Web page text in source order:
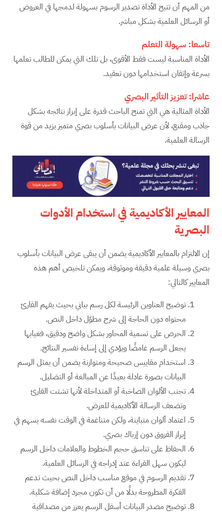
من المهم أن تتيح الأداة تصدير الرسوم بسهولة لدمجها في العروض
أو الرسائل العلمية بشكل مباشر.
تاسعا: سهولة التعلم
الأداة المناسبة ليست فقط الأقوى، بل تلك التي يمكن للطالب تعلمها
بسرعة وإتقان استخدامها دون تعقيد.
عاشرا: تعزيز التأثير البصري
الأداة المثالية هي التي تمنح الباحث قدرة على إبراز نتائجه بشكل
جاذب ومقنع، لأن عرض البيانات بأسلوب بصري متميز يزيد من قوة
الرسالة العلمية.
المعايير الأكاديمية في استخدام الأدوات
البصرية
إن الالتزام بالمعايير الأكاديمية يضمن أن يبقى عرض البيانات بأسلوب
بصري وسيلة علمية دقيقة وموثوقة، ويمكن تلخيص أهم هذه
المعايير كالتالي:
توضيح العناوين الرئيسة لكل رسم بياني بحيث يفهم القارئ
محتواه دون الحاجة إلى شرح مطوّل داخل النص.
الحرص على تسمية المحاور بشكل واضح ودقيق، فغيابها
يجعل الرسم غامضًا ويؤدي إلى إساءة تفسير النتائج.
استخدام مقاييس صحيحة ومتوازنة يضمن أن يمثل الرسم
البيانات بصورة عادلة بعيدًا عن المبالغة أو التضليل.
تجنب الألوان الصاخبة أو المتداخلة لأنها تشتت القارئ
وتضعف الرسالة الأكاديمية للعرض.
اعتماد ألوان متباينة، ولكن متناغمة في الوقت نفسه يسهم في
إبراز الفروق دون إرباك بصري.
الحفاظ على تناسق حجم الخطوط والعلامات داخل الرسم
ليكون سهل القراءة عند إدراجه في الرسائل العلمية.
تقديم الرسوم في موقع مناسب داخل النص بحيث تدعم
الفكرة المطروحة بدلًا من أن تكون مجرد إضافة شكلية.
توضيح مصدر البيانات أسفل الرسم يعزز من مصداقية